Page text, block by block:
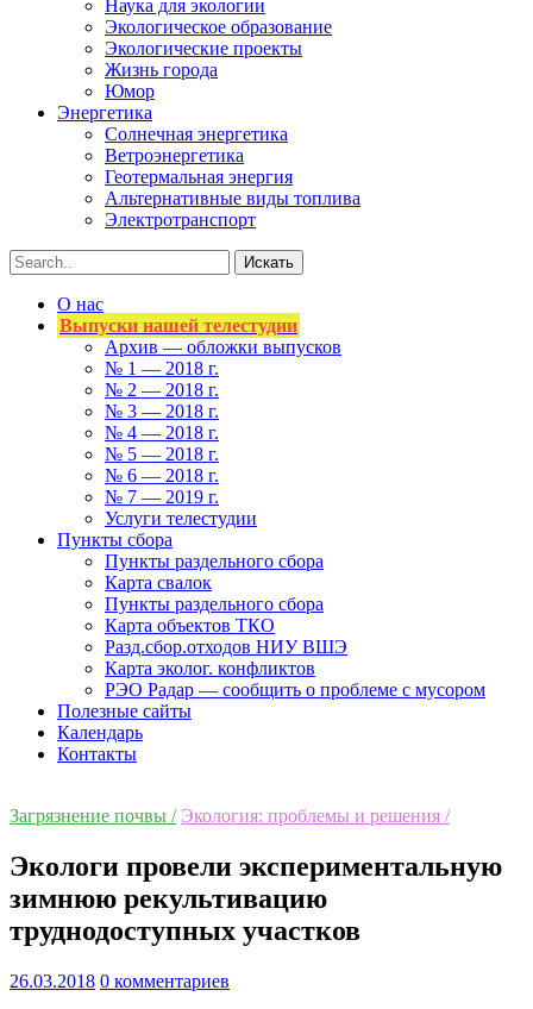
Наука для экологии
Экологическое образование
Экологические проекты
Жизнь города
Юмор
Энергетика
Солнечная энергетика
Ветроэнергетика
Геотермальная энергия
Альтернативные виды топлива
Электротранспорт
О нас
Выпуски нашей телестудии
Архив — обложки выпусков
№ 1 — 2018 г.
№ 2 — 2018 г.
№ 3 — 2018 г.
№ 4 — 2018 г.
№ 5 — 2018 г.
№ 6 — 2018 г.
№ 7 — 2019 г.
Услуги телестудии
Пункты сбора
Пункты раздельного сбора
Карта свалок
Пункты раздельного сбора
Карта объектов ТКО
Разд.сбор.отходов НИУ ВШЭ
Карта эколог. конфликтов
РЭО Радар — сообщить о проблеме с мусором
Полезные сайты
Календарь
Контакты
Загрязнение почвы / Экология: проблемы и решения /
Экологи провели экспериментальную
зимнюю рекультивацию
труднодоступных участков
26.03.2018 0 комментариев